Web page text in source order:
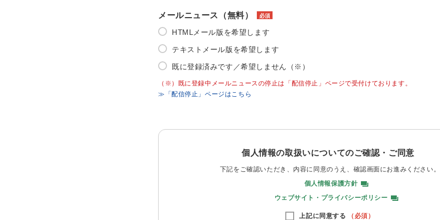
メールニュース（無料） 必須
HTMLメール版を希望します
テキストメール版を希望します
既に登録済みです／希望しません（※）
（※）既に登録中メールニュースの停止は「配信停止」ページで受付けております。
≫「配信停止」ページはこちら
個人情報の取扱いについてのご確認・ご同意
下記をご確認いただき、内容に同意のうえ、 確認画面にお進みください。
個人情報保護方針
ウェブサイト・プライバシーポリシー
上記に同意する （必須）